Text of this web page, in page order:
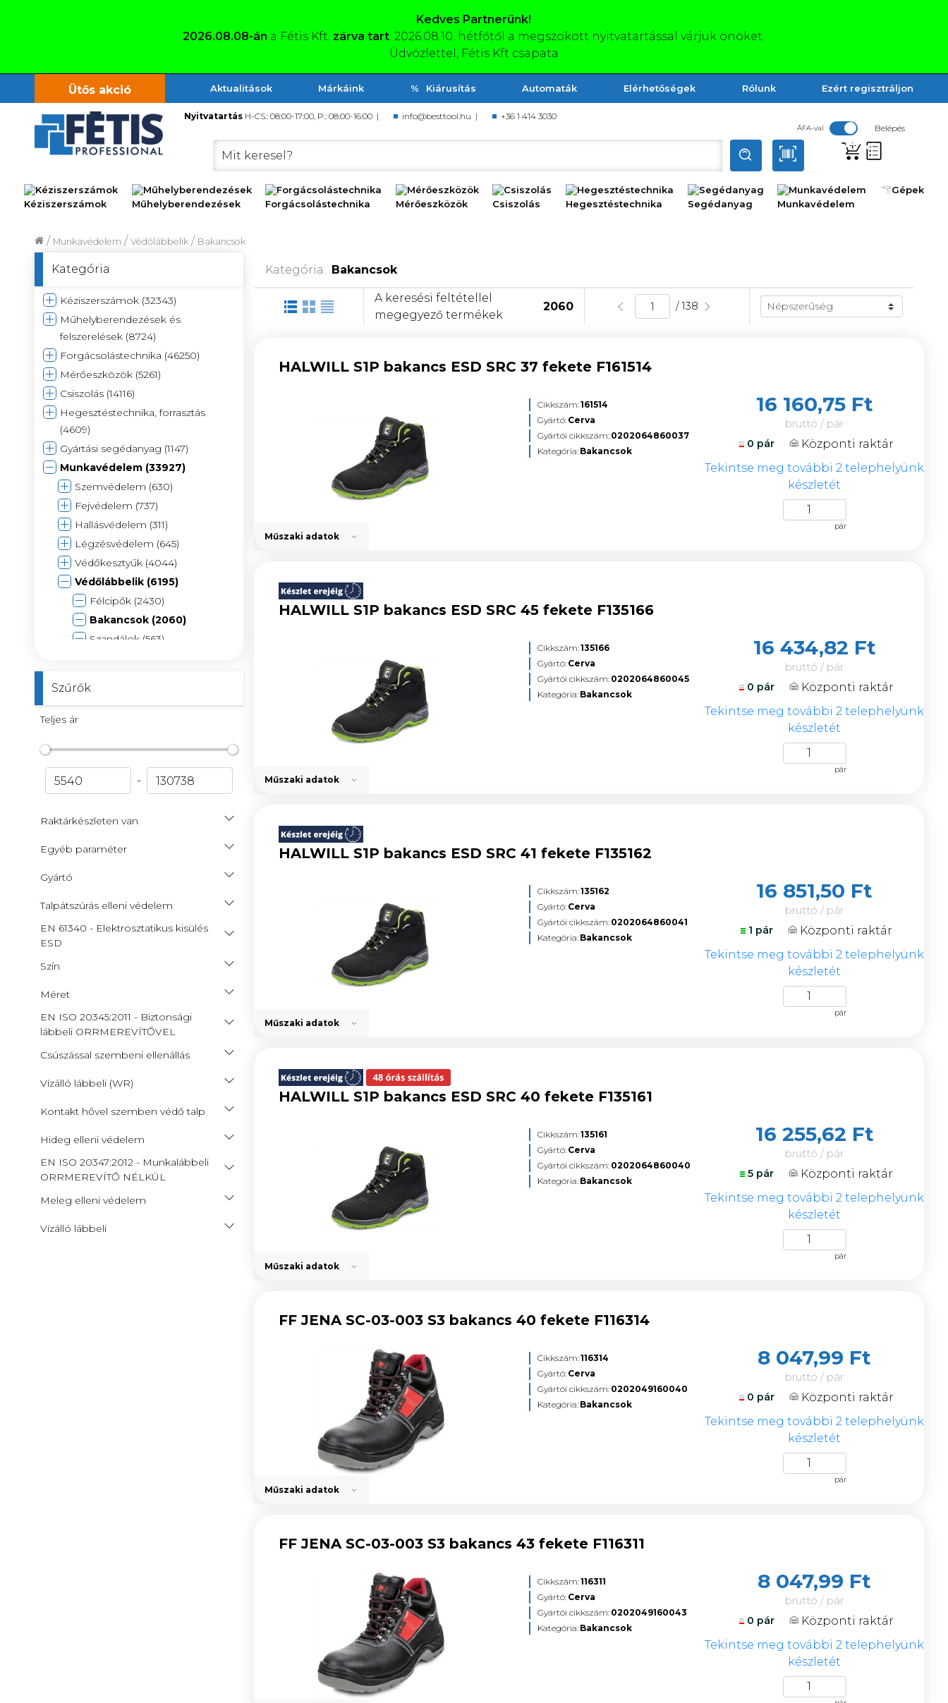
Kedves Partnerünk!
2026.08.08-án a Fétis Kft. zárva tart. 2026.08.10. hétfőtől a megszokott nyitvatartással várjuk önöket.
Üdvözlettel, Fétis Kft csapata
Ütős akció Aktualitások Márkáink Kiárusítás Automaták Elérhetőségek Rólunk Ezért regisztráljon
Nyitvatartás H-CS.: 08:00-17:00, P.: 08:00-16:00 | info@besttool.hu | +36 1 414 3030
ÁFA-val Belépés
Kéziszerszámok Műhelyberendezések Forgácsolástechnika Mérőeszközök Csiszolás Hegesztéstechnika Segédanyag Munkavédelem Gépek
Bakancsok
/
Védőlábbelik
/
Munkavédelem
/
Kategória
Kéziszerszámok (32343)
Műhelyberendezések és
felszerelések (8724)
Forgácsolástechnika (46250)
Mérőeszközök (5261)
Csiszolás (14116)
Hegesztéstechnika, forrasztás
(4609)
Gyártási segédanyag (1147)
Munkavédelem (33927)
Szemvédelem (630)
Fejvédelem (737)
Hallásvédelem (311)
Légzésvédelem (645)
Védőkesztyűk (4044)
Védőlábbelik (6195)
Félcipők (2430)
Bakancsok (2060)
Szandálok (563)
Csizmák (813)
Hegesztésvédelem (411)
Védőöltözékek (17538)
Speciális, különleges
Közúti védőeszközök (112)
Zuhanás elleni védőeszközök
Gépek (16697)
Egyéb termékek (471)
termékek (14)
Szűrők
Teljes ár
-
Raktárkészleten van
Egyéb paraméter
Gyártó
Talpátszúrás elleni védelem
EN 61340 - Elektrosztatikus kisülés
ESD
Szín
Méret
EN ISO 20345:2011 - Biztonsági
lábbeli ORRMEREVÍTŐVEL
Csúszással szembeni ellenállás
Vízálló lábbeli (WR)
Kontakt hővel szemben védő talp
Hideg elleni védelem
EN ISO 20347:2012 - Munkalábbeli
ORRMEREVÍTŐ NÉLKÜL
Meleg elleni védelem
Vízálló lábbeli
Kategória: Bakancsok
A keresési feltétellel
megegyező termékek
2060 / 138
HALWILL S1P bakancs ESD SRC 37 fekete F161514
Cikkszám:161514
Gyártó: Cerva
Gyártói cikkszám: 0202064860037
Kategória: Bakancsok
Műszaki adatok
16 160,75 Ft
bruttó / pár
0 pár
Központi raktár
Tekintse meg további 2 telephelyünk
készletét
pár
HALWILL S1P bakancs ESD SRC 45 fekete F135166
Cikkszám:135166
Gyártó: Cerva
Gyártói cikkszám: 0202064860045
Kategória: Bakancsok
Műszaki adatok
16 434,82 Ft
bruttó / pár
0 pár
Központi raktár
Tekintse meg további 2 telephelyünk
készletét
pár
HALWILL S1P bakancs ESD SRC 41 fekete F135162
Cikkszám:135162
Gyártó: Cerva
Gyártói cikkszám: 0202064860041
Kategória: Bakancsok
Műszaki adatok
16 851,50 Ft
bruttó / pár
1 pár
Központi raktár
Tekintse meg további 2 telephelyünk
készletét
pár
HALWILL S1P bakancs ESD SRC 40 fekete F135161
Cikkszám:135161
Gyártó: Cerva
Gyártói cikkszám: 0202064860040
Kategória: Bakancsok
Műszaki adatok
16 255,62 Ft
bruttó / pár
5 pár
Központi raktár
Tekintse meg további 2 telephelyünk
készletét
pár
FF JENA SC-03-003 S3 bakancs 40 fekete F116314
Cikkszám:116314
Gyártó: Cerva
Gyártói cikkszám: 0202049160040
Kategória: Bakancsok
Műszaki adatok
8 047,99 Ft
bruttó / pár
0 pár
Központi raktár
Tekintse meg további 2 telephelyünk
készletét
pár
FF JENA SC-03-003 S3 bakancs 43 fekete F116311
Cikkszám:116311
Gyártó: Cerva
Gyártói cikkszám: 0202049160043
Kategória: Bakancsok
8 047,99 Ft
bruttó / pár
0 pár
Központi raktár
Tekintse meg további 2 telephelyünk
készletét